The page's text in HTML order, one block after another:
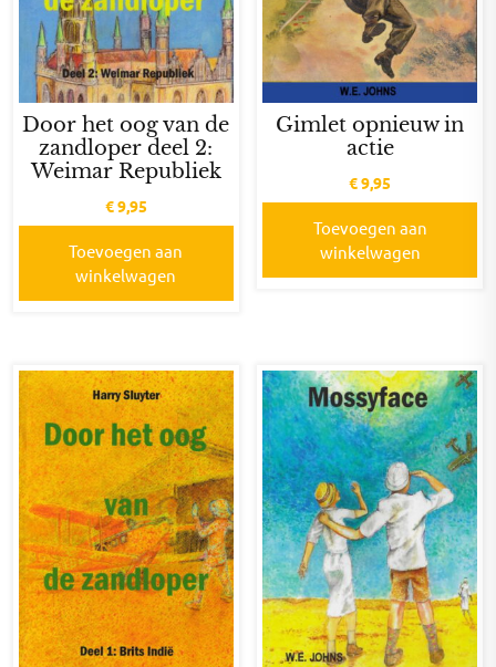
Door het oog van de
zandloper deel 2:
Weimar Republiek
€9,95
Toevoegen aan
winkelwagen
Gimlet opnieuw in
actie
€9,95
Toevoegen aan
winkelwagen